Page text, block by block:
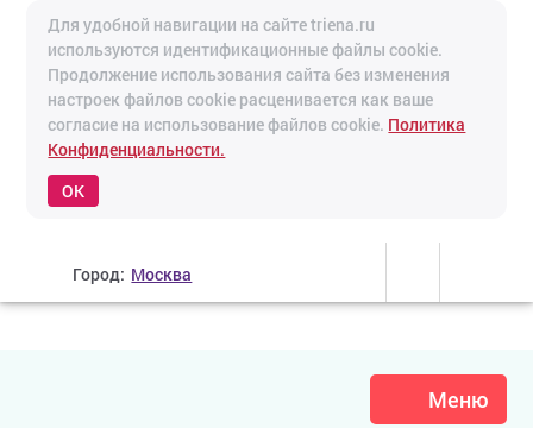
Для удобной навигации на сайте triena.ru
используются идентификационные файлы cookie.
Продолжение использования сайта без изменения
настроек файлов cookie расценивается как ваше
согласие на использование файлов cookie. Политика
Конфиденциальности.
OK
Город: Москва
Меню